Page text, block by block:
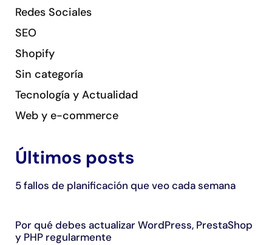
Redes Sociales
SEO
Shopify
Sin categoría
Tecnología y Actualidad
Web y e-commerce
Últimos posts
5 fallos de planificación que veo cada semana
Por qué debes actualizar WordPress, PrestaShop
y PHP regularmente